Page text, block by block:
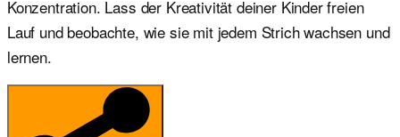
Konzentration. Lass der Kreativität deiner Kinder freien
Lauf und beobachte, wie sie mit jedem Strich wachsen und
lernen.